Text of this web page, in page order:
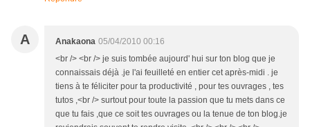
A Anakaona 05/04/2010 00:16
<br /> <br /> je suis tombée aujourd' hui sur ton blog que je
connaissais déjà .je l'ai feuilleté en entier cet après-midi . je
tiens à te féliciter pour ta productivité , pour tes ouvrages , tes
tutos ,<br /> surtout pour toute la passion que tu mets dans ce
que tu fais ,que ce soit tes ouvrages ou la tenue de ton blog.je